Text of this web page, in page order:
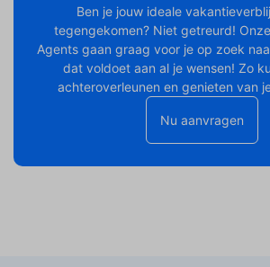
Ben je jouw ideale
tegengekomen? Niet getreurd!
Agents gaan graag voor je op zoek
dat voldoet aan al je wensen! Zo
achteroverleunen en genieten van
Nu aanvragen